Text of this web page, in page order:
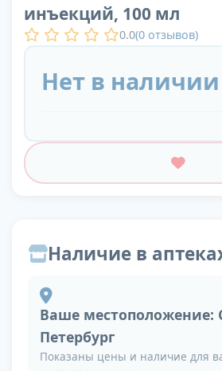
инъекций, 100 мл
0.0(0 отзывов)
Нет в наличии
Наличие в
Ваше местоположение:
Петербург
Показаны цены и наличие для